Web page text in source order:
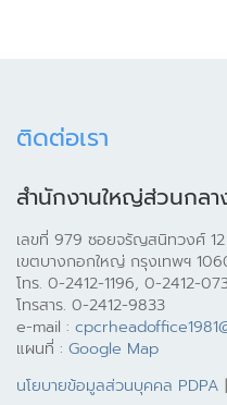
ติดต่อเรา
สำนักงานใหญ่ส่วนกลา
เลขที่ 979 ซอยจรัญสนิทวงศ์
เขตบางกอกใหญ่ กรุงเทพฯ
โทร. 0-2412-1196, 0-2412-
โทรสาร. 0-2412-9833
e-mail :
แผนที่ : Google Map
นโยบายข้อมูลส่วนบุคคล PDPA |